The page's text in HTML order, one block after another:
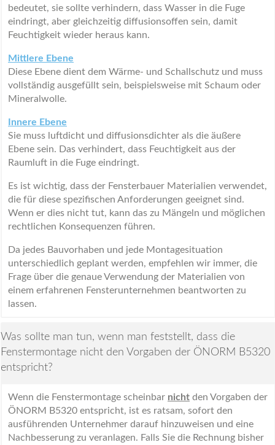
bedeutet, sie sollte verhindern, dass Wasser in die Fuge
eindringt, aber gleichzeitig diffusionsoffen sein, damit
Feuchtigkeit wieder heraus kann.
Mittlere Ebene
Diese Ebene dient dem Wärme- und Schallschutz und muss
vollständig ausgefüllt sein, beispielsweise mit Schaum oder
Mineralwolle.
Innere Ebene
Sie muss luftdicht und diffusionsdichter als die äußere
Ebene sein. Das verhindert, dass Feuchtigkeit aus der
Raumluft in die Fuge eindringt.
Es ist wichtig, dass der Fensterbauer Materialien verwendet,
die für diese spezifischen Anforderungen geeignet sind.
Wenn er dies nicht tut, kann das zu Mängeln und möglichen
rechtlichen Konsequenzen führen.
Da jedes Bauvorhaben und jede Montagesituation
unterschiedlich geplant werden, empfehlen wir immer, die
Frage über die genaue Verwendung der Materialien von
einem erfahrenen Fensterunternehmen beantworten zu
lassen.
Was sollte man tun, wenn man feststellt, dass die
Fenstermontage nicht den Vorgaben der ÖNORM B5320
entspricht?
Wenn die Fenstermontage scheinbar nicht den Vorgaben der
ÖNORM B5320 entspricht, ist es ratsam, sofort den
ausführenden Unternehmer darauf hinzuweisen und eine
Nachbesserung zu veranlagen. Falls Sie die Rechnung bisher